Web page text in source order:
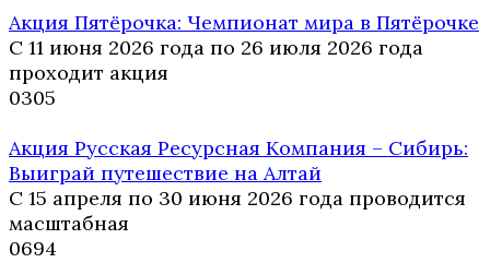
Акция Пятёрочка: Чемпионат мира в Пятёрочке
С 11 июня 2026 года по 26 июля 2026 года
проходит акция
0305
Акция Русская Ресурсная Компания – Сибирь:
Выиграй путешествие на Алтай
С 15 апреля по 30 июня 2026 года проводится
масштабная
0694